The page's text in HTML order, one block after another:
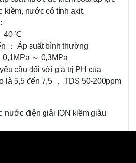
kiềm, nước có tính axit.
40 ℃
： Áp suất bình thường
～ 0,3MPa
cầu đối với giá trị PH của
là 6,5 đến 7,5 ， TDS 50-200ppm
nước điện giải ION kiềm giàu